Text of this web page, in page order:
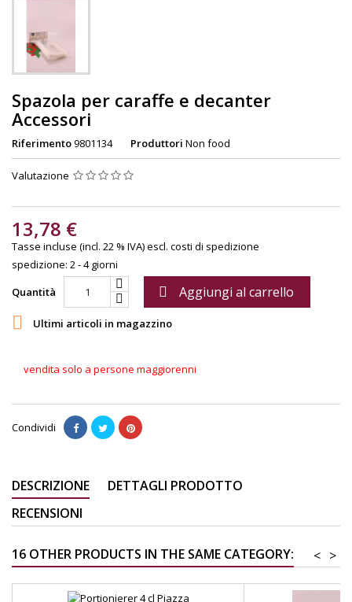
Spazola per caraffe e decanter
Accessori
Riferimento9801134 Produttori Non food
Valutazione
13,78 €
Tasse incluse (incl. 22 % IVA)escl. costi di spedizione
spedizione: 2 - 4 giorni
Quantità
 Aggiungi al carrello
 Ultimi articoli in magazzino
vendita solo a persone maggiorenni
Condividi
DESCRIZIONE
DETTAGLI PRODOTTO
RECENSIONI
16 OTHER PRODUCTS IN THE SAME CATEGORY: >
<